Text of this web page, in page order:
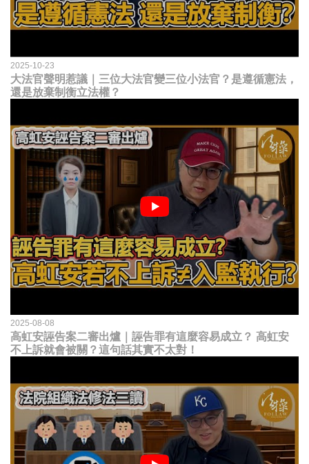
2025-10-23
大法官聲明惹議｜三位大法官變三位小法官？是遵循憲法，
還是放棄制衡立法權？
2025-08-08
高虹安誣告案二審出爐｜誣告罪有這麼容易成立？ 高虹安
不上訴就會被關？這句話其實不太對！